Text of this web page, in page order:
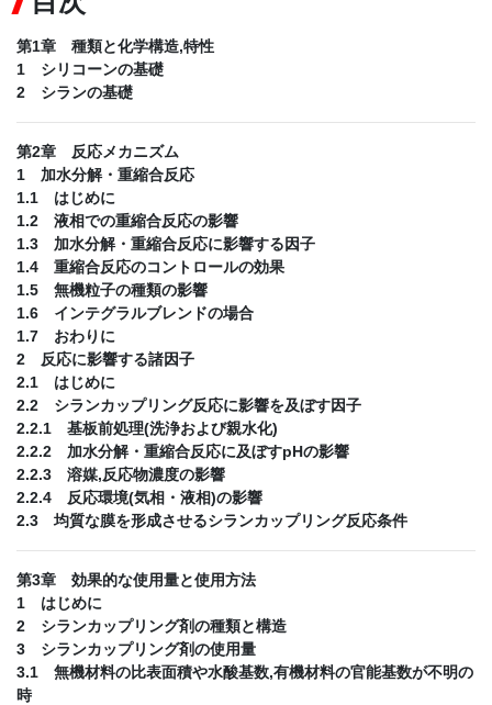
第1章 種類と化学構造,特性
1 シリコーンの基礎
2 シランの基礎
第2章 反応メカニズム
1 加水分解・重縮合反応
1.1 はじめに
1.2 液相での重縮合反応の影響
1.3 加水分解・重縮合反応に影響する因子
1.4 重縮合反応のコントロールの効果
1.5 無機粒子の種類の影響
1.6 インテグラルブレンドの場合
1.7 おわりに
2 反応に影響する諸因子
2.1 はじめに
2.2 シランカップリング反応に影響を及ぼす因子
2.2.1 基板前処理(洗浄および親水化)
2.2.2 加水分解・重縮合反応に及ぼすpHの影響
2.2.3 溶媒,反応物濃度の影響
2.2.4 反応環境(気相・液相)の影響
2.3 均質な膜を形成させるシランカップリング反応条件
第3章 効果的な使用量と使用方法
1 はじめに
2 シランカップリング剤の種類と構造
3 シランカップリング剤の使用量
3.1 無機材料の比表面積や水酸基数,有機材料の官能基数が不明の
時